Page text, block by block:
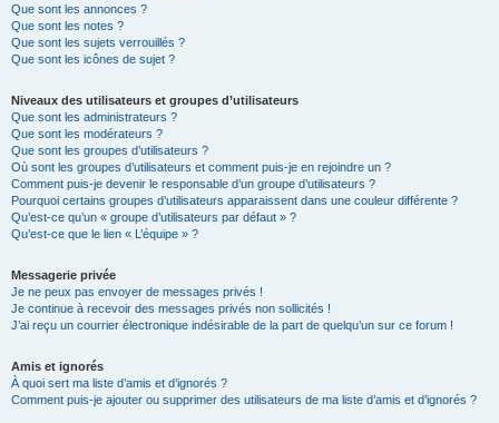
Que sont les annonces ?
Que sont les notes ?
Que sont les sujets verrouillés ?
Que sont les icônes de sujet ?
Niveaux des utilisateurs et groupes d’utilisateurs
Que sont les administrateurs ?
Que sont les modérateurs ?
Que sont les groupes d’utilisateurs ?
Où sont les groupes d’utilisateurs et comment puis-je en rejoindre un ?
Comment puis-je devenir le responsable d’un groupe d’utilisateurs ?
Pourquoi certains groupes d’utilisateurs apparaissent dans une couleur différente ?
Qu’est-ce qu’un « groupe d’utilisateurs par défaut » ?
Qu’est-ce que le lien « L’équipe » ?
Messagerie privée
Je ne peux pas envoyer de messages privés !
Je continue à recevoir des messages privés non sollicités !
J’ai reçu un courrier électronique indésirable de la part de quelqu’un sur ce forum !
Amis et ignorés
À quoi sert ma liste d’amis et d’ignorés ?
Comment puis-je ajouter ou supprimer des utilisateurs de ma liste d’amis et d’ignorés ?